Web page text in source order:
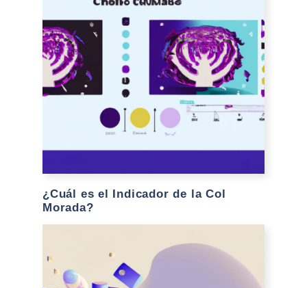
¿Cuál es el Indicador de la Col
Morada?